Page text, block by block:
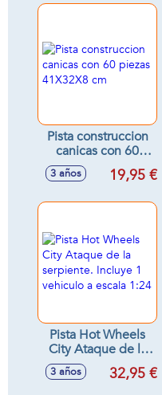
Pista construccion
canicas con 60
piezas 41X32X8 cm
3 años 19,95 €
Pista Hot Wheels
City Ataque de la
serpiente. Incluye 1
vehiculo a escala
3 años 32,95 €